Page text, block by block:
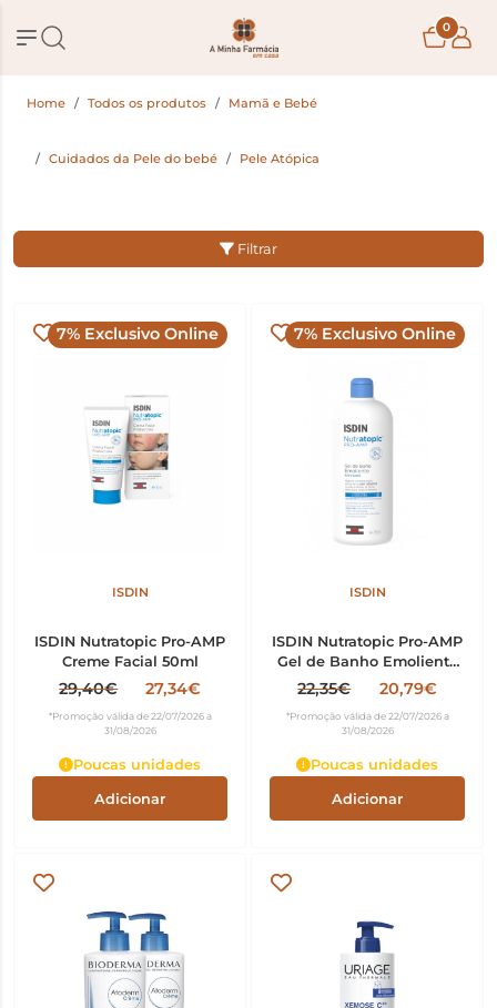
0
Home Todos os produtos Mamã e Bebé
Cuidados da Pele do bebé Pele Atópica
Filtrar
7% Exclusivo Online
ISDIN
ISDIN Nutratopic Pro-AMP
Creme Facial 50ml
29,40€ 27,34€
*Promoção válida de 22/07/2026 a
31/08/2026
Poucas unidades
Adicionar
7% Exclusivo Online
ISDIN
ISDIN Nutratopic Pro-AMP
Gel de Banho Emoliente
400ml
22,35€ 20,79€
*Promoção válida de 22/07/2026 a
31/08/2026
Poucas unidades
Adicionar